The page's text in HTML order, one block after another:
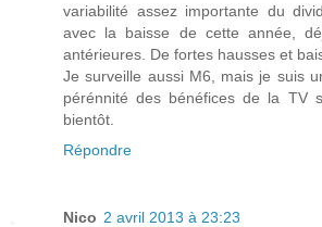
variabilité assez importante du
avec la baisse de cette année,
antérieures. De fortes hausses et
Je surveille aussi M6, mais je suis
pérénnité des bénéfices de la TV
bientôt.
Répondre
Nico 2 avril 2013 à 23:23